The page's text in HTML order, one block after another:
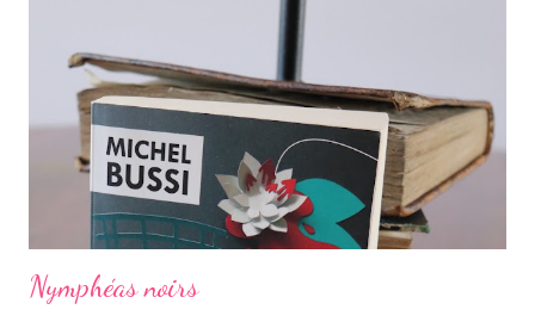
d'arriver en Australie, elle fait escale plusieurs semaines en
Thaïlande, sur l'île de Krabi, où elle était déjà allée avec sa soeur.
Elle retrouve des personnes qu'elle conn...
Nymphéas noirs